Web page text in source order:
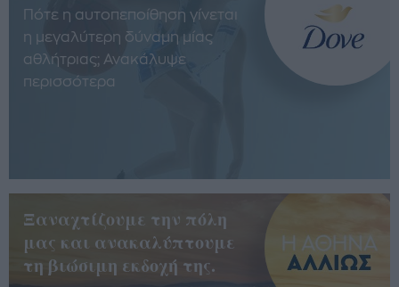
Πότε η αυτοπεποίθηση γίνεται
η μεγαλύτερη δύναμη μίας
αθλήτριας; Ανακάλυψε
περισσότερα
Ξαναχτίζουμε την πόλη
μας και ανακαλύπτουμε
τη βιώσιμη εκδοχή της.